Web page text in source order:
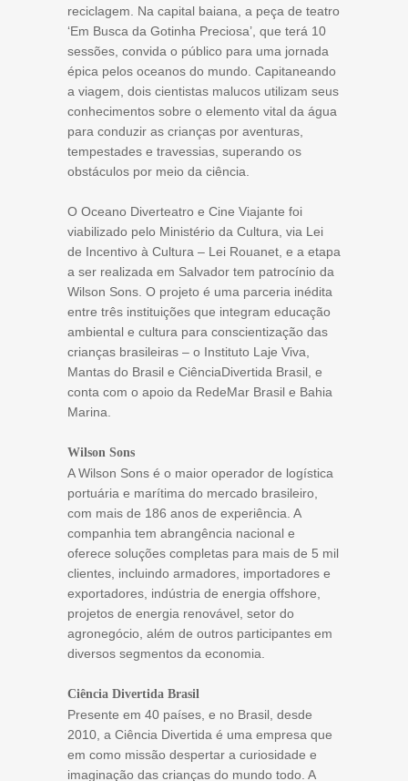
reciclagem. Na capital baiana, a peça de teatro
‘Em Busca da Gotinha Preciosa’, que terá 10
sessões, convida o público para uma jornada
épica pelos oceanos do mundo. Capitaneando
a viagem, dois cientistas malucos utilizam seus
conhecimentos sobre o elemento vital da água
para conduzir as crianças por aventuras,
tempestades e travessias, superando os
obstáculos por meio da ciência.
O Oceano Diverteatro e Cine Viajante foi
viabilizado pelo Ministério da Cultura, via Lei
de Incentivo à Cultura – Lei Rouanet, e a etapa
a ser realizada em Salvador tem patrocínio da
Wilson Sons. O projeto é uma parceria inédita
entre três instituições que integram educação
ambiental e cultura para conscientização das
crianças brasileiras – o Instituto Laje Viva,
Mantas do Brasil e CiênciaDivertida Brasil, e
conta com o apoio da RedeMar Brasil e Bahia
Marina.
Wilson Sons
A Wilson Sons é o maior operador de logística
portuária e marítima do mercado brasileiro,
com mais de 186 anos de experiência. A
companhia tem abrangência nacional e
oferece soluções completas para mais de 5 mil
clientes, incluindo armadores, importadores e
exportadores, indústria de energia offshore,
projetos de energia renovável, setor do
agronegócio, além de outros participantes em
diversos segmentos da economia.
Ciência Divertida Brasil
Presente em 40 países, e no Brasil, desde
2010, a Ciência Divertida é uma empresa que
em como missão despertar a curiosidade e
imaginação das crianças do mundo todo. A